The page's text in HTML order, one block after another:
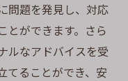
問題を発見し、対応
とができます。さら
ルなアドバイスを受
てることができ、安